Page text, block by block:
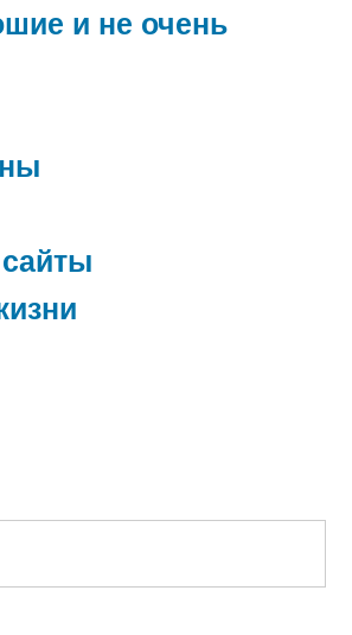
и не очень